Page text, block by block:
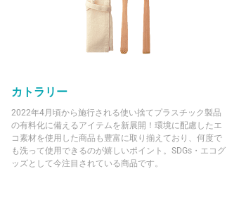
カトラリー
2022年4月頃から施行される使い捨てプラスチック製品
の有料化に備えるアイテムを新展開！環境に配慮したエ
コ素材を使用した商品も豊富に取り揃えており、何度で
も洗って使用できるのが嬉しいポイント。SDGs・エコグ
ッズとして今注目されている商品です。